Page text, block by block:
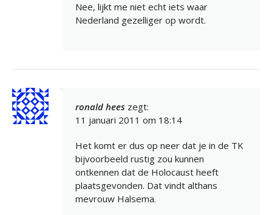
Nee, lijkt me niet echt iets waar
Nederland gezelliger op wordt.
ronald hees zegt:
11 januari 2011 om 18:14
Het komt er dus op neer dat je in de TK
bijvoorbeeld rustig zou kunnen
ontkennen dat de Holocaust heeft
plaatsgevonden. Dat vindt althans
mevrouw Halsema.